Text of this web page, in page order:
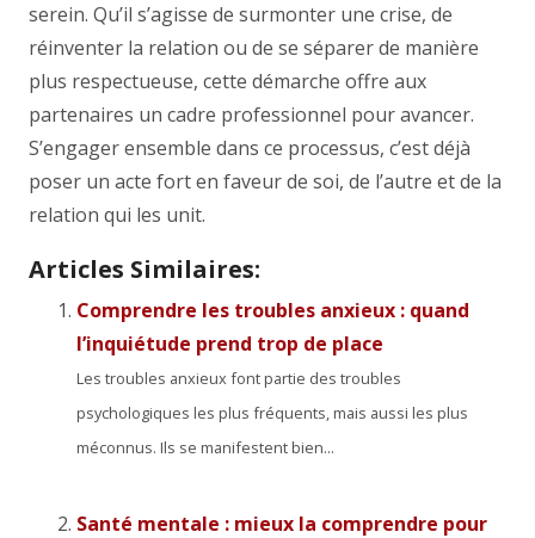
serein. Qu’il s’agisse de surmonter une crise, de
réinventer la relation ou de se séparer de manière
plus respectueuse, cette démarche offre aux
partenaires un cadre professionnel pour avancer.
S’engager ensemble dans ce processus, c’est déjà
poser un acte fort en faveur de soi, de l’autre et de la
relation qui les unit.
Articles Similaires:
Comprendre les troubles anxieux : quand
l’inquiétude prend trop de place
Les troubles anxieux font partie des troubles
psychologiques les plus fréquents, mais aussi les plus
méconnus. Ils se manifestent bien...
Santé mentale : mieux la comprendre pour